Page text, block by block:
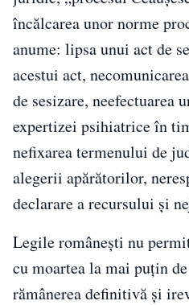
încălcarea unor norme
anume: lipsa unui act de
acestui act,
de sesizare, neefectuarea
expertizei psihiatrice în
nefixarea termenului de
alegerii apărătorilor,
declarare a recursului și
Legile românești nu
cu moartea la mai puțin
rămânerea definitivă și